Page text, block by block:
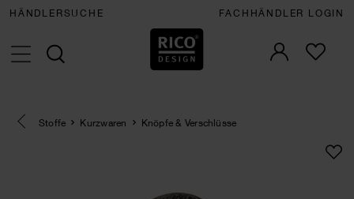
HÄNDLERSUCHE FACHHÄNDLER LOGIN
Eine Kategorie zurück navigieren
Stoffe Kurzwaren Knöpfe & Verschlüsse